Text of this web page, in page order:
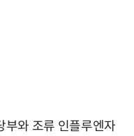
부와 조류 인플루엔자